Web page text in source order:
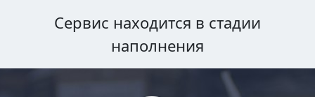
Сервис находится в стадии
наполнения